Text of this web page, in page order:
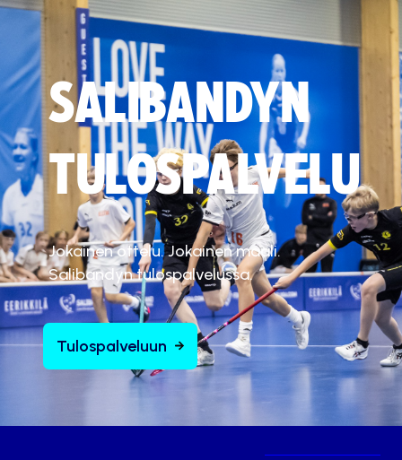
SALIBANDYN
TULOSPALVELU
Jokainen ottelu. Jokainen maali.
Salibandyn tulospalvelussa.
Tulospalveluun